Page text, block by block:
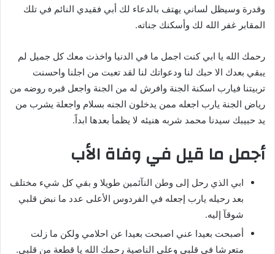
وقدرة وسيظل لساني يهتف بالدعاء لك أبي فقيدي النائم في تلك
المقابر غفر الله لك وأسكنك جناته.
رحمك الله يا ابي كنت اجمل ما في الدنيا واخذت معك كل جميل لم
يبقي بعدك الا حبك لنا ودعواتك لنا لقد تعبت من اجلنا واحسنت
تربيتنا فيارب اسكنة الجنة وافرش له من الجنة واجعل قبره روضه من
رياض الجنة يارب اجعله ممن يدخلون الجنه بسلام واجعلة يشرب من
يد حبيبك سيدنا محمد شربه هنيئه لا يظمأ بعدها ابداً.
أجمل ما قيل في وفاة الأب
ابي الذي رحل إلى وطن النآئمين طويلا و بقي كل شيء مختلف
بعد رحيله يارب إجعله في الفردوس الأعلى عدد ما نبض قلبي
شوقآ إليه.
أصبحت بعيدا عني اصبحت بعيدا عن احلامي ولكن ما زلت
متعرشا في قلبي وعلى الناصية رحمك الله يا قطعة من قلبي.